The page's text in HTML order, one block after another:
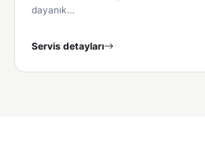
dayanık…
Servis detayları